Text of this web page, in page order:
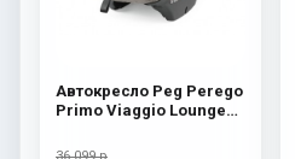
Автокресло Peg Perego
Primo Viaggio Lounge